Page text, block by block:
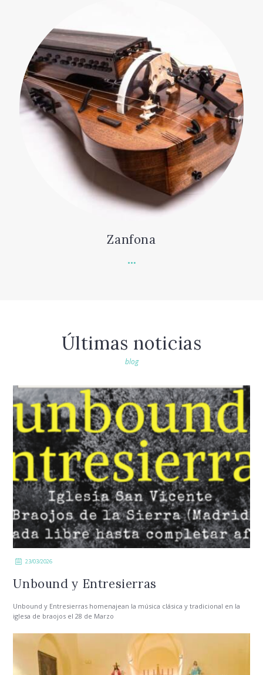
Zanfona
Últimas noticias
blog
23/03/2026
Unbound y Entresierras
Unbound y Entresierras homenajean la música clásica y tradicional en la
iglesa de braojos el 28 de Marzo